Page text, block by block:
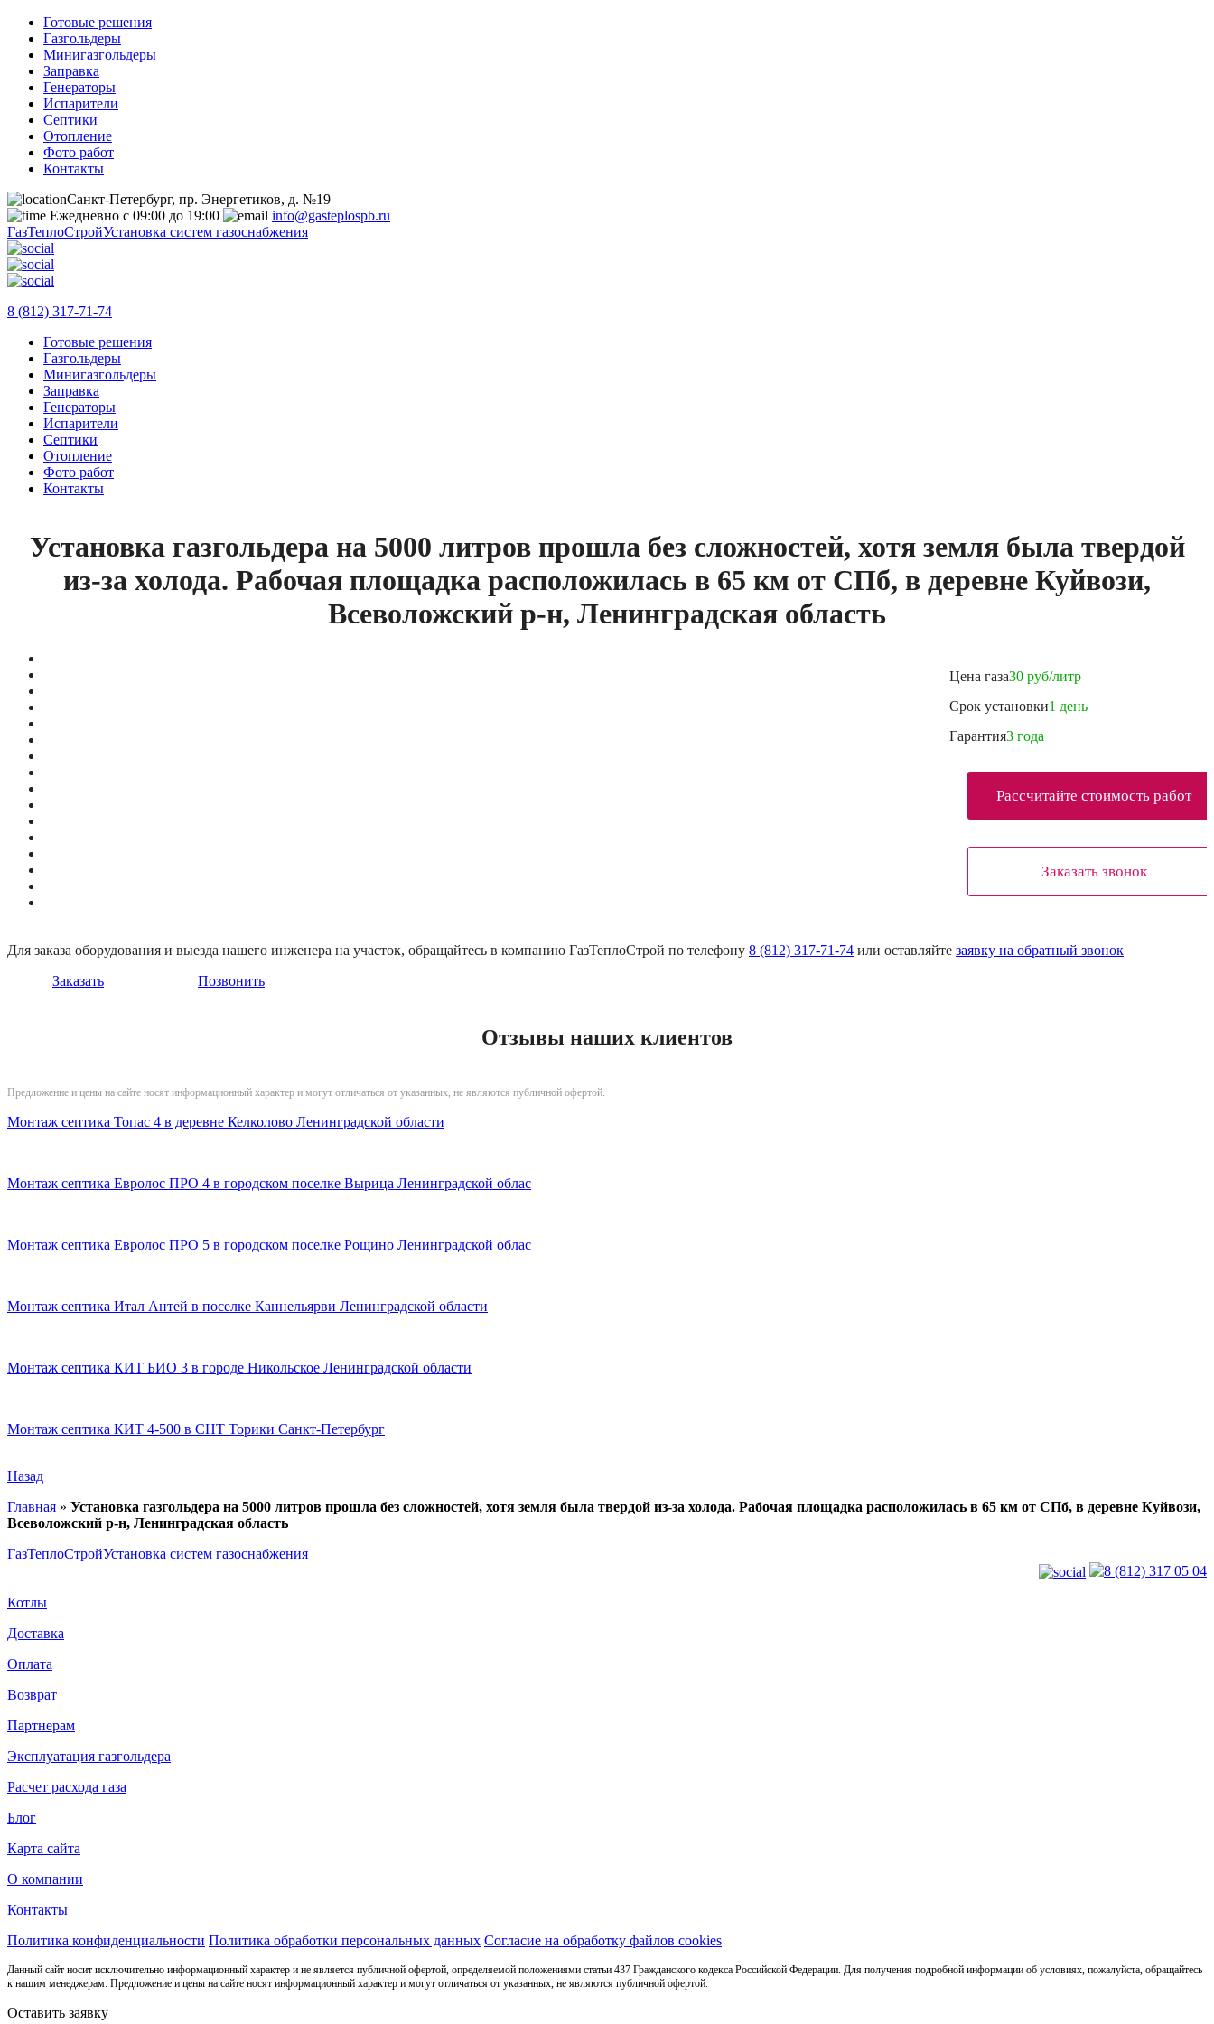
Готовые решения
Газгольдеры
Минигазгольдеры
Заправка
Генераторы
Испарители
Септики
Отопление
Фото работ
Контакты
Санкт-Петербург, пр. Энергетиков, д. №19
Ежедневно с 09:00 до 19:00
info@gasteplospb.ru
ГазТеплоСтройУстановка систем газоснабжения
8 (812) 317-71-74
Готовые решения
Газгольдеры
Минигазгольдеры
Заправка
Генераторы
Испарители
Септики
Отопление
Фото работ
Контакты
Установка газгольдера на 5000 литров прошла без сложностей, хотя земля была твердой
из-за холода. Рабочая площадка расположилась в 65 км от СПб, в деревне Куйвози,
Всеволожский р-н, Ленинградская область
Цена газа30 руб/литр
Срок установки1 день
Гарантия3 года
Рассчитайте стоимость работ
Заказать звонок
Для заказа оборудования и выезда нашего инженера на участок, обращайтесь в компанию ГазТеплоСтрой по телефону 8 (812) 317-71-74 или оставляйте заявку на обратный звонок
Заказать
Позвонить
Отзывы наших клиентов
Предложение и цены на сайте носят информационный характер и могут отличаться от указанных, не являются публичной офертой.
Монтаж септика Топас 4 в деревне Келколово Ленинградской области
Монтаж септика Евролос ПРО 4 в городском поселке Вырица Ленинградской облас
Монтаж септика Евролос ПРО 5 в городском поселке Рощино Ленинградской облас
Монтаж септика Итал Антей в поселке Каннельярви Ленинградской области
Монтаж септика КИТ БИО 3 в городе Никольское Ленинградской области
Монтаж септика КИТ 4-500 в СНТ Торики Санкт-Петербург
Назад
Главная » Установка газгольдера на 5000 литров прошла без сложностей, хотя земля была твердой из-за холода. Рабочая площадка расположилась в 65 км от СПб, в деревне Куйвози,
Всеволожский р-н, Ленинградская область
ГазТеплоСтройУстановка систем газоснабжения
8 (812) 317 05 04
Котлы
Доставка
Оплата
Возврат
Партнерам
Эксплуатация газгольдера
Расчет расхода газа
Блог
Карта сайта
О компании
Контакты
Политика конфиденциальности Политика обработки персональных данных Согласие на обработку файлов cookies
Данный сайт носит исключительно информационный характер и не является публичной офертой, определяемой положениями статьи 437 Гражданского кодекса Российской Федерации. Для получения подробной информации об условиях, пожалуйста, обращайтесь
к нашим менеджерам. Предложение и цены на сайте носят информационный характер и могут отличаться от указанных, не являются публичной офертой.
Оставить заявку